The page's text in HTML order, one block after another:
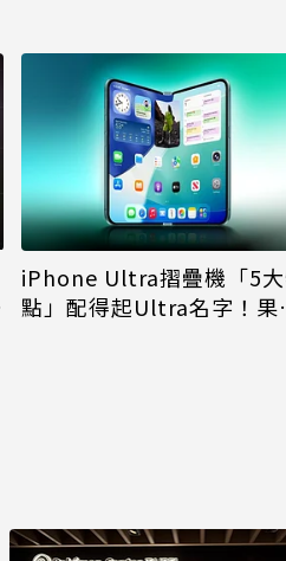
iPhone Ultra摺疊機「5
點」配得起Ultra名字！果